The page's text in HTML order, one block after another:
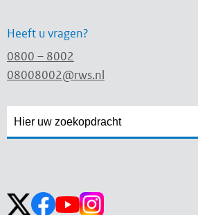
Heeft u vragen?
0800 – 8002
08008002@rws.nl